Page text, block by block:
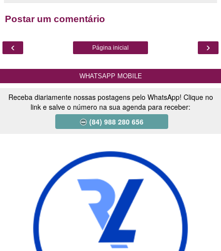
Postar um comentário
‹ ›
Página inicial
WHATSAPP MOBILE
Receba diariamente nossas postagens pelo WhatsApp! Clique no
link e salve o número na sua agenda para receber:
(84) 988 280 656